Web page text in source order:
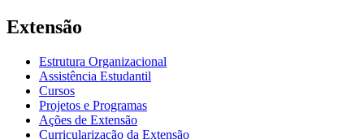
Extensão
Estrutura Organizacional
Assistência Estudantil
Cursos
Projetos e Programas
Ações de Extensão
Curricularização da Extensão